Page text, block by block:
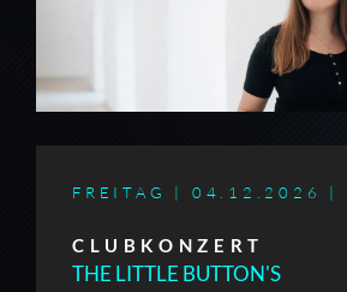
FREITAG | 04.12.2026 |
CLUBKONZERT
THE LITTLE BUTTON'S